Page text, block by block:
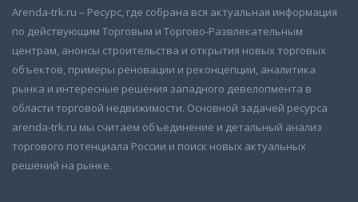
Arenda-trk.ru – Ресурс, где собрана вся актуальная информация
по действующим Торговым и Торгово-Развлекательным
центрам, анонсы строительства и открытия новых торговых
объектов, примеры реновации и реконцепции, аналитика
рынка и интересные решения западного девелопмента в
области торговой недвижимости. Основной задачей ресурса
arenda-trk.ru мы считаем объединение и детальный анализ
торгового потенциала России и поиск новых актуальных
решений на рынке.